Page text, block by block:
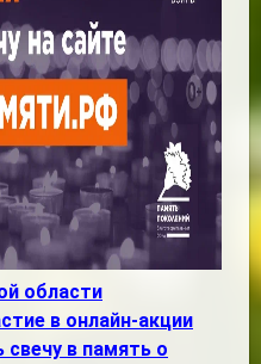
области
в онлайн-акции
свечу в память о